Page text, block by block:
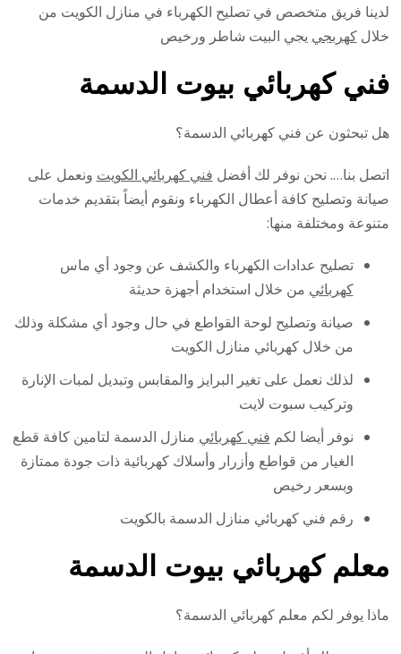
لدينا فريق متخصص في تصليح الكهرباء في منازل الكويت من
خلالكهربجي يجي البيت شاطر ورخيص
فني كهربائي بيوت الدسمة
هل تبحثون عن فني كهربائي الدسمة؟
اتصل بنا…. نحن نوفر لك أفضل فني كهربائي الكويت ونعمل على
صيانة وتصليح كافة أعطال الكهرباء ونقوم أيضاً بتقديم خدمات
متنوعة ومختلفة منها:
تصليح عدادات الكهرباء والكشف عن وجود أي ماس
كهربائي من خلال استخدام أجهزة حديثة
صيانة وتصليح لوحة القواطع في حال وجود أي مشكلة وذلك
من خلال كهربائي منازل الكويت
لذلك نعمل على تغير البرايز والمقابس وتبديل لمبات الإنارة
وتركيب سبوت لايت
نوفر أيضا لكم فني كهربائي منازل الدسمة لتامين كافة قطع
الغيار من قواطع وأزرار وأسلاك كهربائية ذات جودة ممتازة
وبسعر رخيص
رقم فني كهربائي منازل الدسمة بالكويت
معلم كهربائي بيوت الدسمة
ماذا يوفر لكم معلم كهربائي الدسمة؟